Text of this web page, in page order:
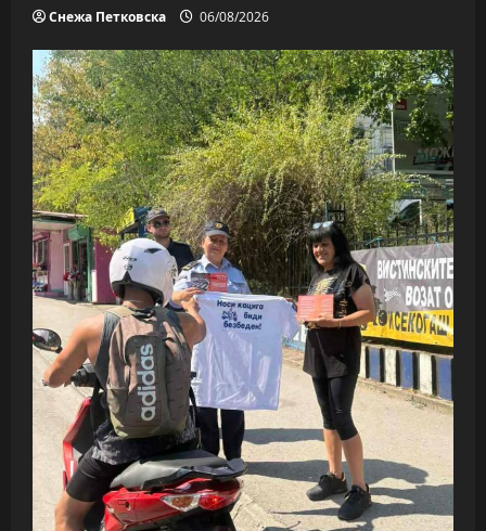
Снежа Петковска 06/08/2026